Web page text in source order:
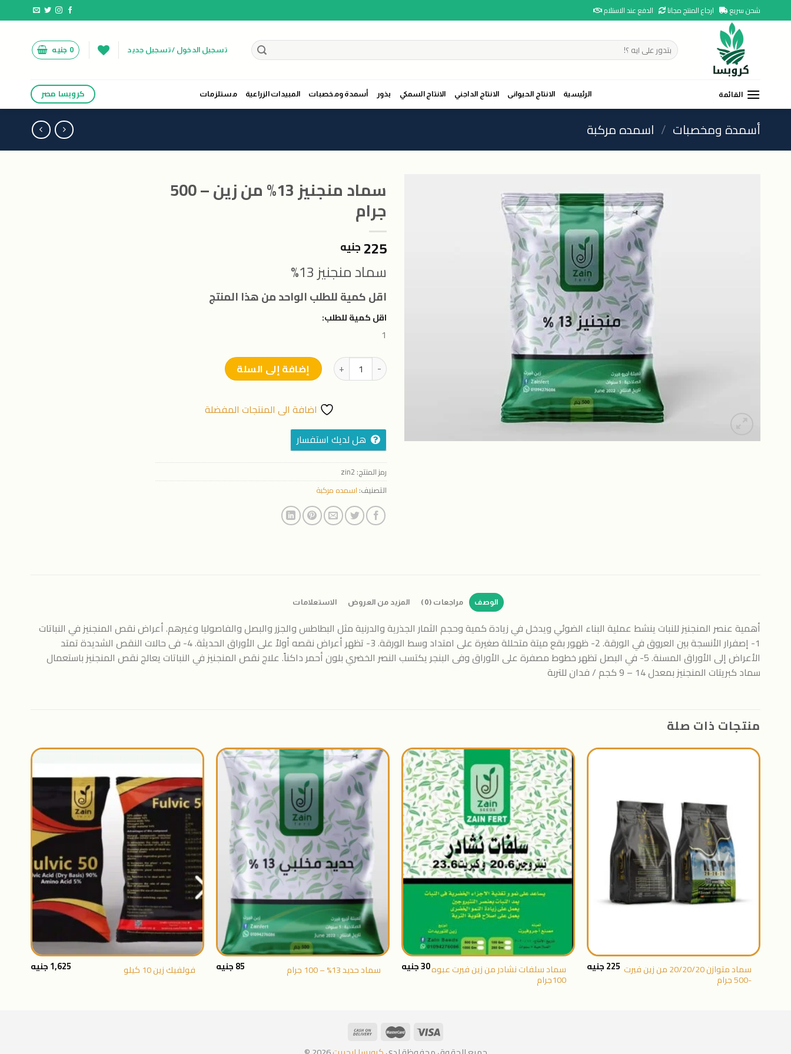
to
شحن سريع ارجاع المنتج مجانا الدفع عند الاستلام
البحث
عن:
تسجيل الدخول / تسجيل جديد 0 جنيه
القائمة الرئيسية الانتاج الحيوانى الانتاج الداجني الانتاج السمكي بذور أسمدة ومخصبات المبيدات الزراعية مستلزمات كروبسا مصر
أسمدة ومخصبات / اسمده مركبة
سماد منجنيز 13% من زين – 500
جرام
225 جنيه
سماد منجنيز 13%
اقل كمية للطلب الواحد من هذا المنتج
اقل كمية للطلب:
1
كمية سماد منجنيز 13% من زين - 500 جرام إضافة إلى السلة
اضافة الى المنتجات المفضلة
هل لديك استفسار
رمز المنتج: zin2
التصنيف: اسمده مركبة
الوصف مراجعات (0) المزيد من العروض الاستعلامات
أهمية عنصر المنجنيز للنبات ينشط عملية البناء الضوئي ويدخل في زيادة كمية وحجم الثمار الجذرية والدرنية مثل البطاطس والجزر والبصل والفاصوليا وغيرهم. أعراض نقص المنجنيز في النباتات
1- إصفرار الأنسجة بين العروق في الورقة. 2- ظهور بقع ميتة متحللة صغيرة على امتداد وسط الورقة. 3- تظهر أعراض نقصه أولاً على الأوراق الحديثة. 4- فى حالات النقص الشديدة تمتد
الأعراض إلى الأوراق المسنة. 5- في البصل تظهر خطوط مصفرة على الأوراق وفى البنجر يكتسب النصر الخضري بلون أحمر داكناً. علاج نقص المنجنيز في النباتات يعالج نقص المنجنيز باستعمال
سماد كبريتات المنجنيز بمعدل 14 – 9 كجم / فدان للتربة
منتجات ذات صلة
سماد متوازن 20/20/20 من زين فيرت
-500 جرام
225جنيه
اضافة
الى
المنتجات
المفضلة
سماد سلفات نشادر من زين فيرت عبوه
100جرام
30جنيه
اضافة
الى
المنتجات
المفضلة
+
سماد حديد 13% – 100 جرام 85جنيه
الى
المنتجات
المفضلة
فولفيك زين 10 كيلو 1,625جنيه